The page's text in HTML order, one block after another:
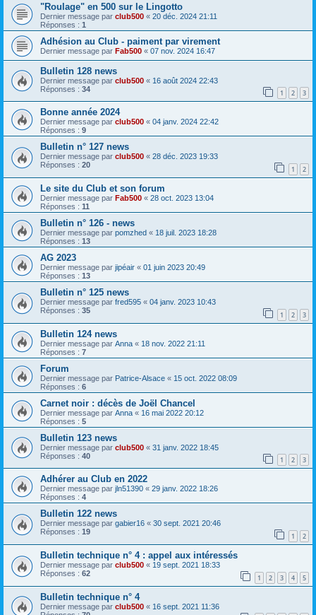
"Roulage" en 500 sur le Lingotto
Dernier message par club500 « 20 déc. 2024 21:11
Réponses : 1
Adhésion au Club - paiment par virement
Dernier message par Fab500 « 07 nov. 2024 16:47
Bulletin 128 news
Dernier message par club500 « 16 août 2024 22:43
Réponses : 34 1 2 3
Bonne année 2024
Dernier message par club500 « 04 janv. 2024 22:42
Réponses : 9
Bulletin n° 127 news
Dernier message par club500 « 28 déc. 2023 19:33
Réponses : 20 1 2
Le site du Club et son forum
Dernier message par Fab500 « 28 oct. 2023 13:04
Réponses : 11
Bulletin n° 126 - news
Dernier message par pomzhed « 18 juil. 2023 18:28
Réponses : 13
AG 2023
Dernier message par jipéair « 01 juin 2023 20:49
Réponses : 13
Bulletin n° 125 news
Dernier message par fred595 « 04 janv. 2023 10:43
Réponses : 35 1 2 3
Bulletin 124 news
Dernier message par Anna « 18 nov. 2022 21:11
Réponses : 7
Forum
Dernier message par Patrice-Alsace « 15 oct. 2022 08:09
Réponses : 6
Carnet noir : décès de Joël Chancel
Dernier message par Anna « 16 mai 2022 20:12
Réponses : 5
Bulletin 123 news
Dernier message par club500 « 31 janv. 2022 18:45
Réponses : 40 1 2 3
Adhérer au Club en 2022
Dernier message par jln51390 « 29 janv. 2022 18:26
Réponses : 4
Bulletin 122 news
Dernier message par gabier16 « 30 sept. 2021 20:46
Réponses : 19 1 2
Bulletin technique n° 4 : appel aux intéressés
Dernier message par club500 « 19 sept. 2021 18:33
Réponses : 62 1 2 3 4 5
Bulletin technique n° 4
Dernier message par club500 « 16 sept. 2021 11:36